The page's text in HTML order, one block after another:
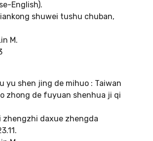
English).
shuwei tushu chuban,
M.
yu shen jing de mihuo : Taiwan
zhong de fuyuan shenhua ji qi
zhengzhi daxue zhengda